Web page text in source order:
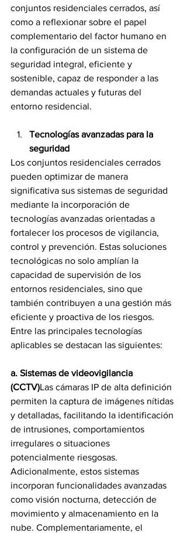
conjuntos residenciales cerrados, así
como a reflexionar sobre el papel
complementario del factor humano en
la configuración de un sistema de
seguridad integral, eficiente y
sostenible, capaz de responder a las
demandas actuales y futuras del
entorno residencial.
Tecnologías avanzadas para la
seguridad
Los conjuntos residenciales cerrados
pueden optimizar de manera
significativa sus sistemas de seguridad
mediante la incorporación de
tecnologías avanzadas orientadas a
fortalecer los procesos de vigilancia,
control y prevención. Estas soluciones
tecnológicas no solo amplían la
capacidad de supervisión de los
entornos residenciales, sino que
también contribuyen a una gestión más
eficiente y proactiva de los riesgos.
Entre las principales tecnologías
aplicables se destacan las siguientes:
a. Sistemas de videovigilancia
(CCTV)Las cámaras IP de alta definición
permiten la captura de imágenes nítidas
y detalladas, facilitando la identificación
de intrusiones, comportamientos
irregulares o situaciones
potencialmente riesgosas.
Adicionalmente, estos sistemas
incorporan funcionalidades avanzadas
como visión nocturna, detección de
movimiento y almacenamiento en la
nube. Complementariamente, el